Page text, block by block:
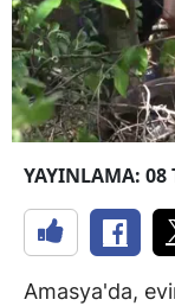
YAYINLAMA: 08
Amasya'da,